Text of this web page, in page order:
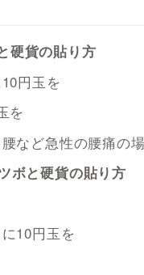
硬貨の貼り方
円玉を
を
など急性の腰痛の
ボと硬貨の貼り方
10円玉を